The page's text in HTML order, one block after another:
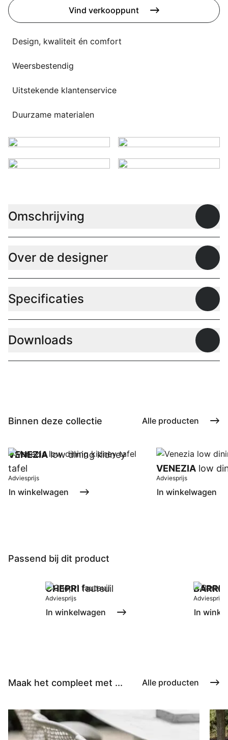
Flagship stores
Contact
Werken bij
Over ons
Taalkeuze
Vind verkooppunt
Design, kwaliteit én comfort
Weersbestendig
Uitstekende klantenservice
Duurzame materialen
Omschrijving
Over de designer
Specificaties
Downloads
Binnen deze collectie Alle producten
VENEZIAlow dining kidney
tafel
Adviesprijs
In winkelwagen
VENEZIAlow
Adviesprijs
In winkelwagen
Passend bij dit product
CHEPRI fauteuil
Adviesprijs
In winkelwagen
Adviesprijs
In
Maak het compleet met ... Alle producten